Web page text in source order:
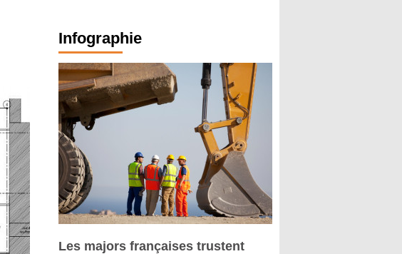
Infographie
Les majors françaises trustent